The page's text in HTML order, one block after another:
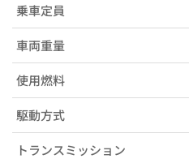
乗車定員
車両重量
使用燃料
駆動方式
トランスミッション